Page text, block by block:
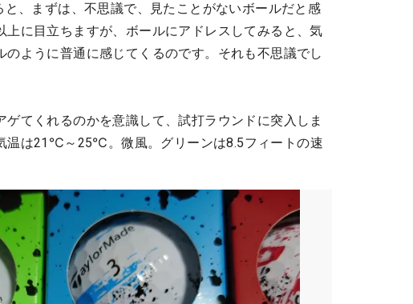
と、まずは、不思議で、見たことがないボールだと感
に目立ちますが、ボールにアドレスしてみると、気
ように普通に感じてくるのです。それも不思議でし
てくれるのかを意識して、試打ラウンドに突入しま
温は21℃～25℃。微風。グリーンは8.5フィートの速